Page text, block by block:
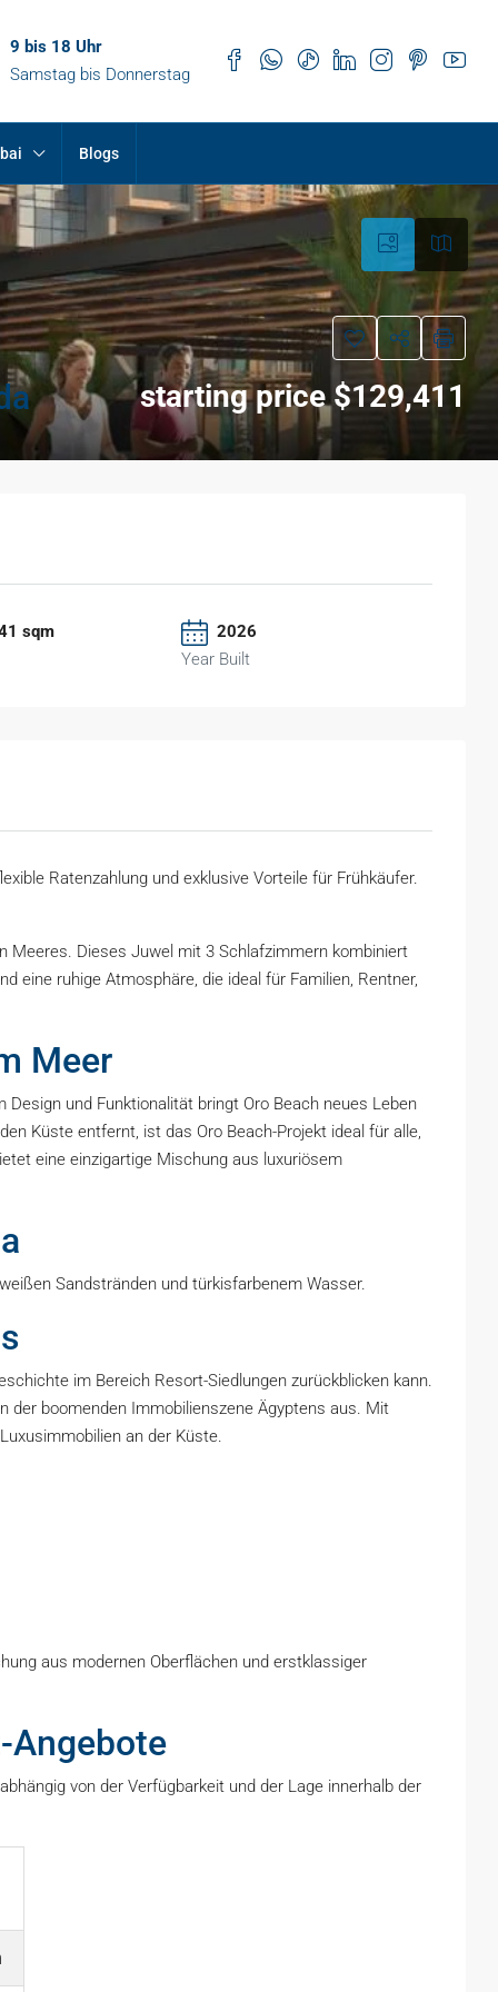
9 bis 18 Uhr
Samstag bis Donnerstag
Blogs
starting price $129,411
sqm
2026
Year Built
Ratenzahlung und exklusive Vorteile für Frühkäufer.
Meeres. Dieses Juwel mit 3 Schlafzimmern kombiniert
eine ruhige Atmosphäre, die ideal für Familien, Rentner,
Meer
und Funktionalität bringt Oro Beach neues Leben
Küste entfernt, ist das Oro Beach-Projekt ideal für alle,
eine einzigartige Mischung aus luxuriösem
Sandstränden und türkisfarbenem Wasser.
im Bereich Resort-Siedlungen zurückblicken kann.
der boomenden Immobilienszene Ägyptens aus. Mit
an der Küste.
aus modernen Oberflächen und erstklassiger
Angebote
von der Verfügbarkeit und der Lage innerhalb der